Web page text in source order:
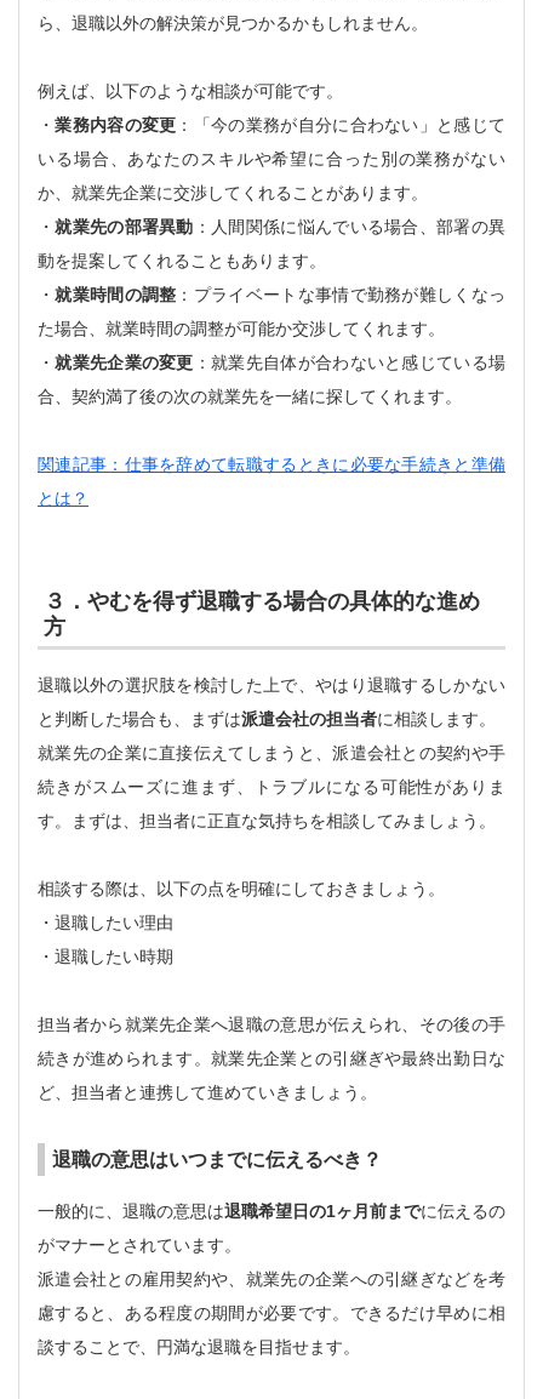
ら、退職以外の解決策が見つかるかもしれません。
例えば、以下のような相談が可能です。
・業務内容の変更 ：「今の業務が自分に合わない」と感じて
いる場合、あなたのスキルや希望に合った別の業務がない
か、就業先企業に交渉してくれることがあります。
・就業先の部署異動 ：人間関係に悩んでいる場合、部署の異
動を提案してくれることもあります。
・就業時間の調整 ：プライベートな事情で勤務が難しくなっ
た場合、就業時間の調整が可能か交渉してくれます。
・就業先企業の変更 ：就業先自体が合わないと感じている場
合、契約満了後の次の就業先を一緒に探してくれます。
関連記事：仕事を辞めて転職するときに必要な手続きと準備
とは？
３．やむを得ず退職する場合の具体的な進め
方
退職以外の選択肢を検討した上で、やはり退職するしかない
と判断した場合も、まずは派遣会社の担当者に相談します。
就業先の企業に直接伝えてしまうと、派遣会社との契約や手
続きがスムーズに進まず、トラブルになる可能性がありま
す。まずは、担当者に正直な気持ちを相談してみましょう。
相談する際は、以下の点を明確にしておきましょう。
・退職したい理由
・退職したい時期
担当者から就業先企業へ退職の意思が伝えられ、その後の手
続きが進められます。就業先企業との引継ぎや最終出勤日な
ど、担当者と連携して進めていきましょう。
退職の意思はいつまでに伝えるべき？
一般的に、退職の意思は退職希望日の1ヶ月前までに伝えるの
がマナーとされています。
派遣会社との雇用契約や、就業先の企業への引継ぎなどを考
慮すると、ある程度の期間が必要です。できるだけ早めに相
談することで、円満な退職を目指せます。